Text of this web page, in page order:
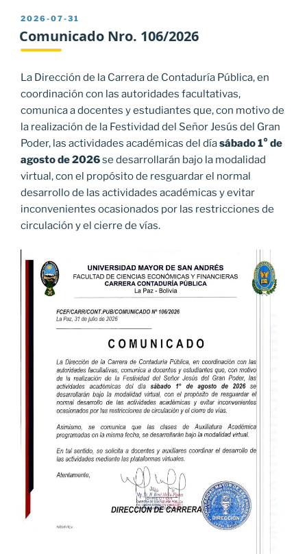
PUBLICADO
EL
2026-07-31
Comunicado Nro. 106/2026
La Dirección de la Carrera de Contaduría Pública, en
coordinación con las autoridades facultativas,
comunica a docentes y estudiantes que, con motivo de
la realización de la Festividad del Señor Jesús del Gran
Poder, las actividades académicas del díasábado 1° de
agosto de 2026se desarrollarán bajo la modalidad
virtual, con el propósito de resguardar el normal
desarrollo de las actividades académicas y evitar
inconvenientes ocasionados por las restricciones de
circulación y el cierre de vías.